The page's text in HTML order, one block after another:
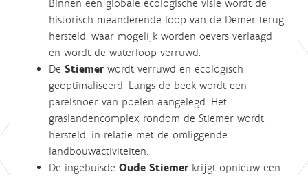
Binnen een globale ecologische visie wordt de
historisch meanderende loop van de Demer terug
hersteld, waar mogelijk worden oevers verlaagd
en wordt de waterloop verruwd.
De Stiemerwordt verruwd en ecologisch
geoptimaliseerd. Langs de beek wordt een
parelsnoer van poelen aangelegd. Het
graslandencomplex rondom de Stiemer wordt
hersteld, in relatie met de omliggende
landbouwactiviteiten.
De ingebuisde Oude Stiemerkrijgt opnieuw een